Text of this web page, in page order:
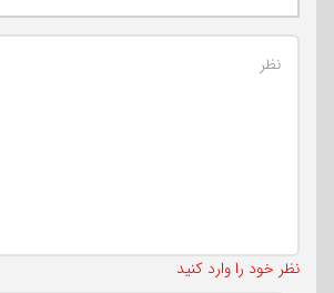
نظر خود را وارد کنید